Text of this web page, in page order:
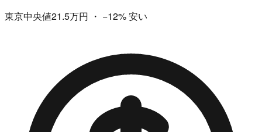
東京中央値21.5万円 ・ −12%安い